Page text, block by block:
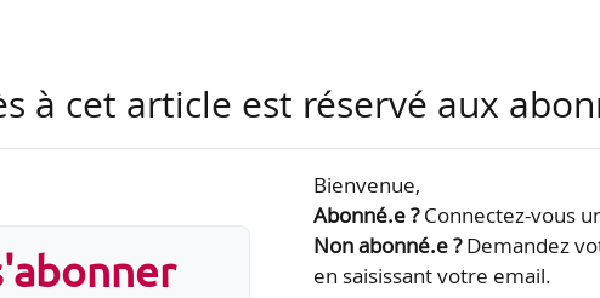
à l’emploi durable.
plus rapidement et plus durablement, et à diversifier
à cet article est réservé aux
Bienvenue,
Abonné.e ?Connectez-vous
Non abonné.e ?Demandez
en saisissant votre email.